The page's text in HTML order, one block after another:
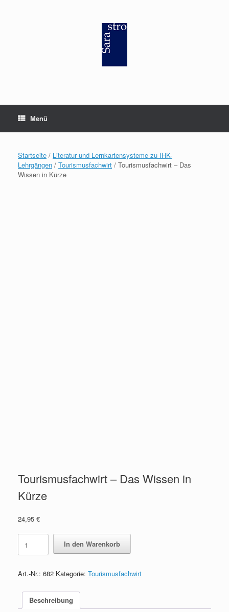
Menü
Startseite / Literatur und Lernkartensysteme zu IHK-
Lehrgängen / Tourismusfachwirt / Tourismusfachwirt – Das
Wissen in Kürze
Tourismusfachwirt – Das Wissen in
Kürze
24,95 €
Tourismusfachwirt
Das
in
quantity
In den Warenkorb
Art.-Nr.: 682 Kategorie: Tourismusfachwirt
Beschreibung